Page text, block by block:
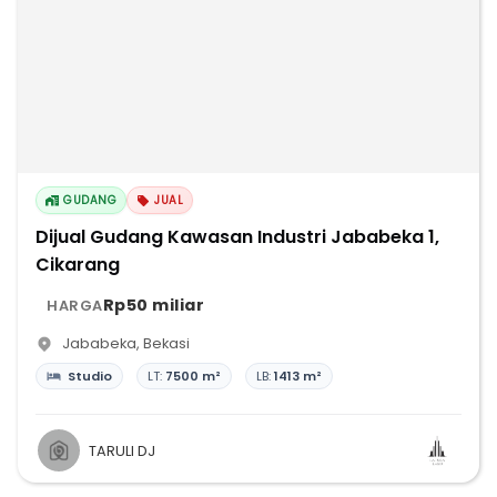
GUDANG JUAL
Dijual Gudang Kawasan Industri Jababeka 1,
Cikarang
HARGARp50 miliar
Jababeka, Bekasi
Studio LT: 7500 m² LB:1413 m²
TARULI DJ